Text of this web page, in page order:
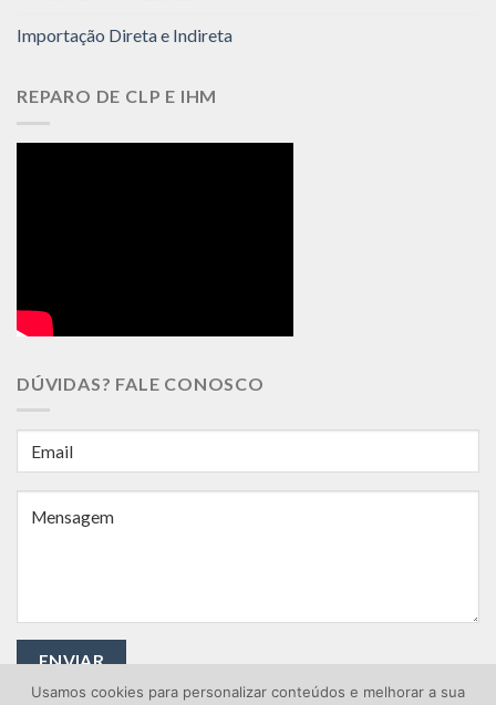
Importação Direta e Indireta
REPARO DE CLP E IHM
DÚVIDAS? FALE CONOSCO
Usamos cookies para personalizar conteúdos e melhorar a sua